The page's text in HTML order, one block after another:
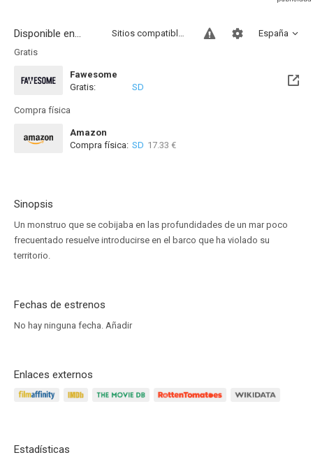
Disponible en... España
Sitios compatibles
Gratis
Fawesome
Gratis:
SD
Compra física
Amazon
Compra física: SD 17.33 €
Sinopsis
Un monstruo que se cobijaba en las profundidades de un mar poco
frecuentado resuelve introducirse en el barco que ha violado su
territorio.
Fechas de estrenos
No hay ninguna fecha. Añadir
Enlaces externos
Estadísticas